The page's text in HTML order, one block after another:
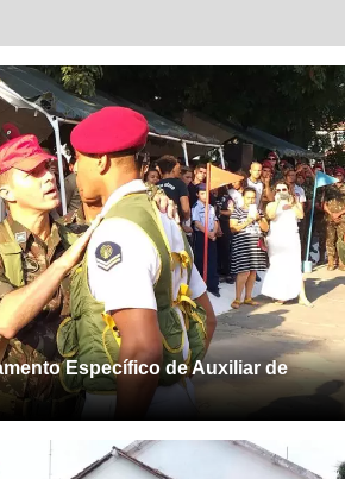
Específico de Auxiliar de